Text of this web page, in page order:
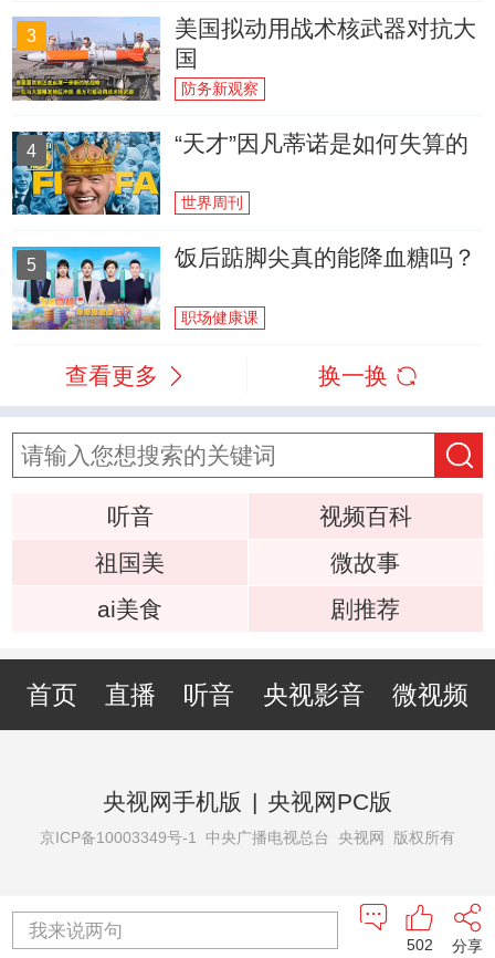
3
美国拟动用战术核武器对抗大
国
防务新观察
4 “天才”因凡蒂诺是如何失算的
世界周刊
5 饭后踮脚尖真的能降血糖吗？
职场健康课
查看更多 换一换
听音
视频百科
祖国美
微故事
ai美食
剧推荐
首页 直播 听音 央视影音 微视频
央视网手机版 | 央视网PC版
京ICP备10003349号-1 中央广播电视总台 央视网 版权所有
我来说两句
分享
502